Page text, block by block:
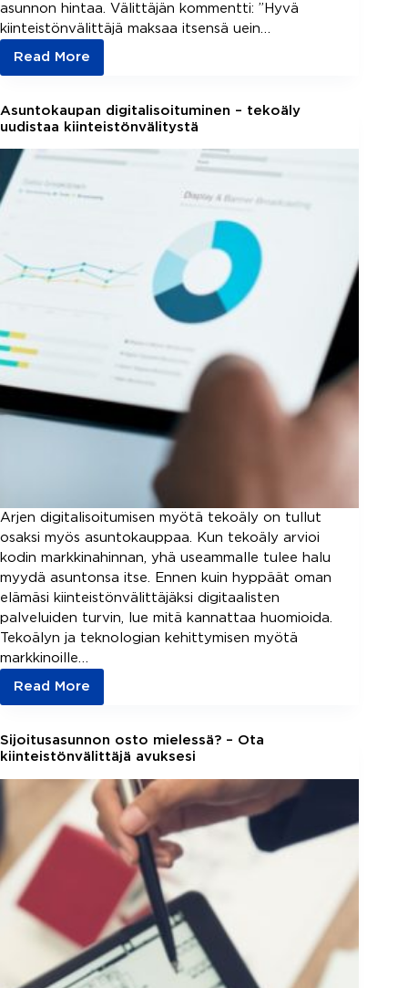
asunnon hintaa. Välittäjän kommentti: ”Hyvä
kiinteistönvälittäjä maksaa itsensä uein…
Read More
halutaan
tietää
kuuminta
Asuntokaupan digitalisoituminen – tekoäly
uudistaa kiinteistönvälitystä
Arjen digitalisoitumisen myötä tekoäly on tullut
osaksi myös asuntokauppaa. Kun tekoäly arvioi
kodin markkinahinnan, yhä useammalle tulee halu
myydä asuntonsa itse. Ennen kuin hyppäät oman
elämäsi kiinteistönvälittäjäksi digitaalisten
palveluiden turvin, lue mitä kannattaa huomioida.
Tekoälyn ja teknologian kehittymisen myötä
markkinoille…
Read More
–
tekoäly
kiinteistönvälitystä
Sijoitusasunnon osto mielessä? – Ota
kiinteistönvälittäjä avuksesi